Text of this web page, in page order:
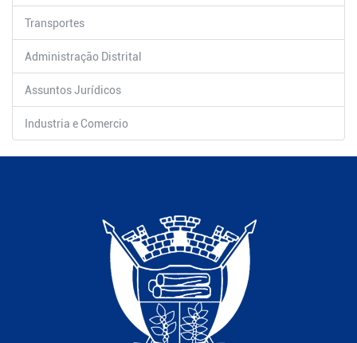
Transportes
Administração Distrital
Assuntos Jurídicos
Industria e Comercio